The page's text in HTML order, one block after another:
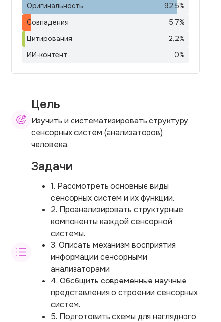
Оригинальность 92,5%
Совпадения
5,7%
Цитирования
2,2%
ИИ-контент
0%
Цель
Изучить и систематизировать структуру
сенсорных систем (анализаторов)
человека.
Задачи
1. Рассмотреть основные виды
сенсорных систем и их функции.
2. Проанализировать структурные
компоненты каждой сенсорной
системы.
3. Описать механизм восприятия
информации сенсорными
анализаторами.
4. Обобщить современные научные
представления о строении сенсорных
систем.
5. Подготовить схемы для наглядного